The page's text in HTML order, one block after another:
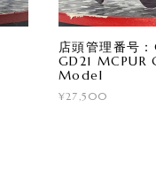
店頭管理番号
GD21 MCPUR
Model
¥27,500